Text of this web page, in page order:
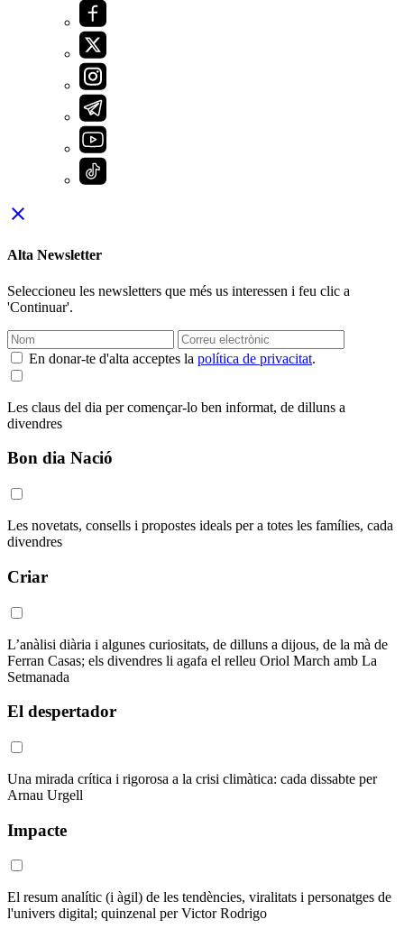
close
Alta Newsletter
Seleccioneu les newsletters que més us interessen i feu clic a
'Continuar'.
En donar-te d'alta acceptes la política de privacitat.
Les claus del dia per començar-lo ben informat, de dilluns a
divendres
Bon dia Nació
Les novetats, consells i propostes ideals per a totes les famílies, cada
divendres
Criar
L’anàlisi diària i algunes curiositats, de dilluns a dijous, de la mà de
Ferran Casas; els divendres li agafa el relleu Oriol March amb La
Setmanada
El despertador
Una mirada crítica i rigorosa a la crisi climàtica: cada dissabte per
Arnau Urgell
Impacte
El resum analític (i àgil) de les tendències, viralitats i personatges de
l'univers digital; quinzenal per Victor Rodrigo